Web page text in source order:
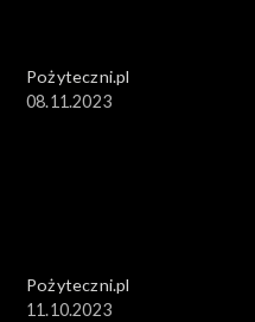
Pożyteczni.pl
08.11.2023
Pożyteczni.pl
11.10.2023